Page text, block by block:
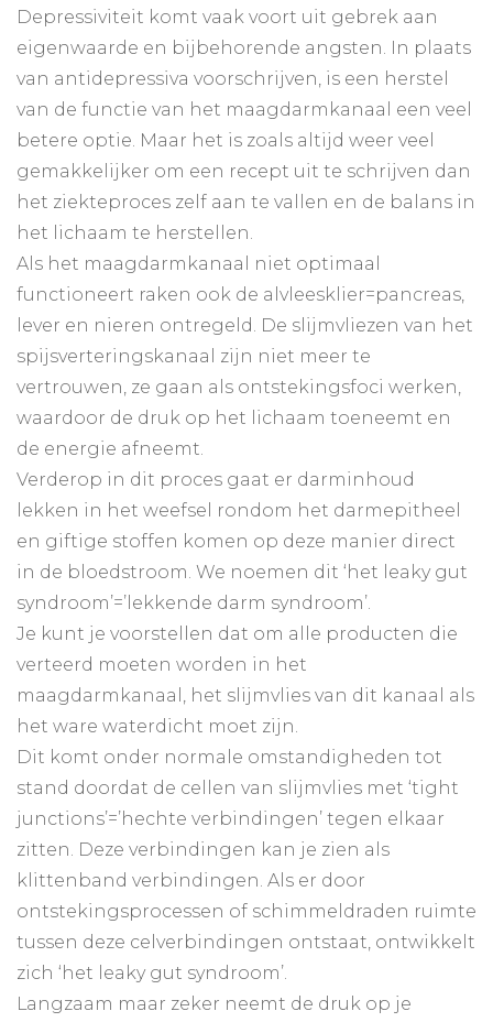
Depressiviteit komt vaak voort uit gebrek aan
eigenwaarde en bijbehorende angsten. In plaats
van antidepressiva voorschrijven, is een herstel
van de functie van het maagdarmkanaal een veel
betere optie. Maar het is zoals altijd weer veel
gemakkelijker om een recept uit te schrijven dan
het ziekteproces zelf aan te vallen en de balans in
het lichaam te herstellen.
Als het maagdarmkanaal niet optimaal
functioneert raken ook de alvleesklier=pancreas,
lever en nieren ontregeld. De slijmvliezen van het
spijsverteringskanaal zijn niet meer te
vertrouwen, ze gaan als ontstekingsfoci werken,
waardoor de druk op het lichaam toeneemt en
de energie afneemt.
Verderop in dit proces gaat er darminhoud
lekken in het weefsel rondom het darmepitheel
en giftige stoffen komen op deze manier direct
in de bloedstroom. We noemen dit ‘het leaky gut
syndroom’=’lekkende darm syndroom’.
Je kunt je voorstellen dat om alle producten die
verteerd moeten worden in het
maagdarmkanaal, het slijmvlies van dit kanaal als
het ware waterdicht moet zijn.
Dit komt onder normale omstandigheden tot
stand doordat de cellen van slijmvlies met ‘tight
junctions’=’hechte verbindingen’ tegen elkaar
zitten. Deze verbindingen kan je zien als
klittenband verbindingen. Als er door
ontstekingsprocessen of schimmeldraden ruimte
tussen deze celverbindingen ontstaat, ontwikkelt
zich ‘het leaky gut syndroom’.
Langzaam maar zeker neemt de druk op je